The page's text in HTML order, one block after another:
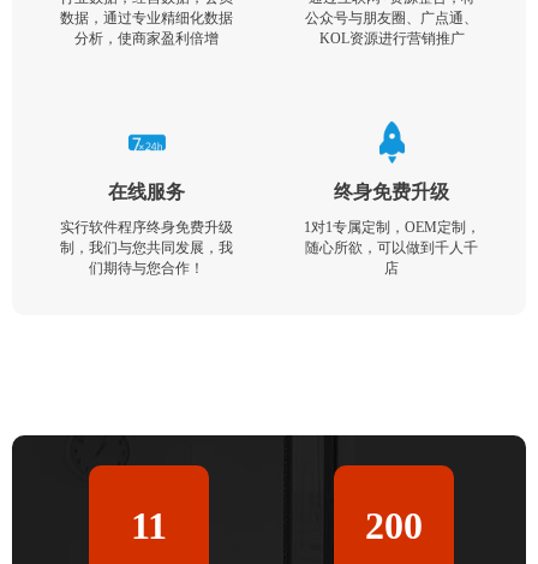
数据，通过专业精细化数据
分析，使商家盈利倍增
公众号与朋友圈、广点通、
KOL资源进行营销推广
在线服务
实行软件程序终身免费升级
制，我们与您共同发展，我
们期待与您合作！
终身免费升级
1对1专属定制，OEM定制，
随心所欲，可以做到千人千
店
11 200